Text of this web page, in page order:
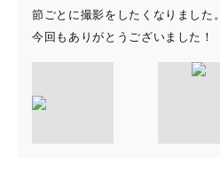
節ごとに撮影をしたくなりました。
今回もありがとうございました！